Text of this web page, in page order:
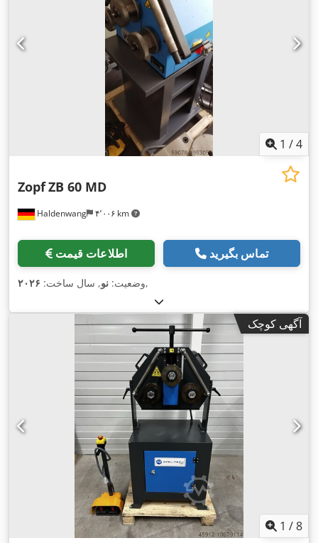
1 /4
Haldenwang ۴٬۰۰۶ km
ZopfZB 60 MD
اطلاعات قیمت تماس بگیرید
وضعیت: نو, سال ساخت: ۲۰۲۶ ,
آگهی کوچک
1 /8